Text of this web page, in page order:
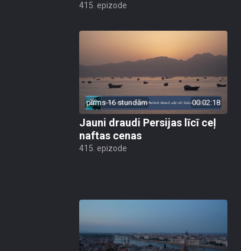
415. epizode
pirms 16 stundām 00:02:18
Jauni draudi Persijas līcī ceļ
naftas cenas
415. epizode